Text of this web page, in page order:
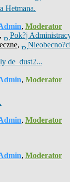
Hetmana.
, Moderator
,
Pok?j
,
de_dust2...
, Moderator
, Moderator
, Moderator